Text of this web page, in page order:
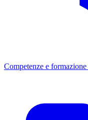
Competenze e formazione